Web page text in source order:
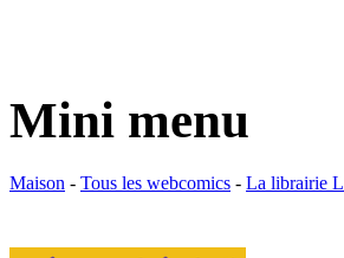
Mini menu
Maison - Tous les webcomics - La librairie